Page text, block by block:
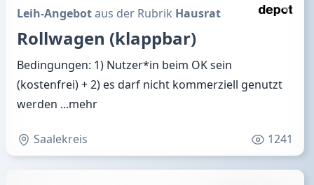
Leih-Angebotaus der Rubrik Hausrat
Rollwagen (klappbar)
Bedingungen: 1) Nutzer*in beim OK sein
(kostenfrei) + 2) es darf nicht kommerziell genutzt
werden ...mehr
Saalekreis 1241